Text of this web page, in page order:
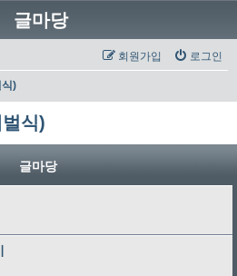
글마당
로그인
회원가입
식)
식)
글마당